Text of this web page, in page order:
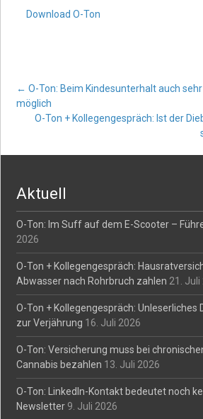
Download O-Ton
Post
navigation
← O-Ton: Beim Kindesunterhalt auch
möglich
O-Ton + Kollegengespräch: Ist der
Aktuell
O-Ton: Im Suff auf dem E-Scooter –
2026
O-Ton + Kollegengespräch:
Abwasser nach Rohrbruch zahlen 21. Juli
O-Ton + Kollegengespräch:
zur Verjährung 16. Juli 2026
O-Ton: Versicherung muss bei
Cannabis bezahlen 13. Juli 2026
O-Ton: LinkedIn-Kontakt bedeutet noch
Newsletter 9. Juli 2026